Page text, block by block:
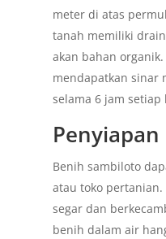
meter di atas
tanah memiliki
akan bahan
mendapatkan sinar
selama 6 jam setiap
Benih sambiloto
atau toko
segar dan
benih dalam air